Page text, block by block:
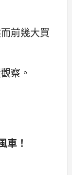
前幾大買
察。
車！